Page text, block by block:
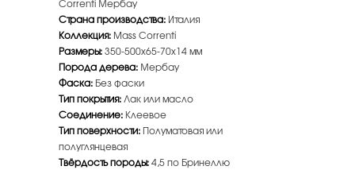
Correnti Мербау
Страна производства: Италия
Коллекция: Mass Correnti
Размеры:350-500х65-70х14 мм
Порода дерева: Мербау
Фаска: Без фаски
Тип покрытия:Лак или масло
Соединение: Клеевое
Тип поверхности: Полуматовая или
полуглянцевая
Твёрдость породы:4,5 по Бринеллю